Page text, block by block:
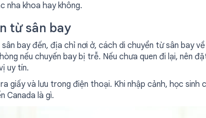
nha khoa hay không.
từ sân bay
bay đến, địa chỉ nơi ở, cách di chuyển từ sân bay
nếu chuyến bay bị trễ. Nếu chưa quen đi lại, nên
uy tín.
giấy và lưu trong điện thoại. Khi nhập cảnh, học sinh
Canada là gì.